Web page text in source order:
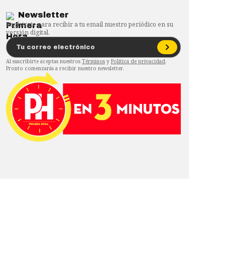
Newsletter
Regístrate para recibir a tu email nuestro periódico en su
versión digital.
Al suscribirte aceptas nuestros Términos y Política de privacidad.
Pronto comenzarás a recibir nuestro newsletter.